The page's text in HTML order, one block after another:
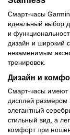
Смарт-часы
идеальный выбор
и
дизайн и широкий
незаменимым
тренировок.
Дизайн и
Смарт-часы имеют
дисплей
элегантный
стильный вид, а
комфорт при